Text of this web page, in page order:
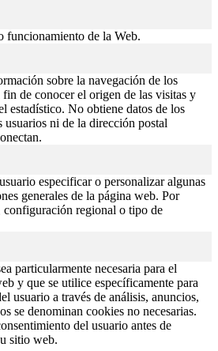
funcionamiento de la Web.
sobre la navegación de los
de conocer el origen de las visitas y
estadístico. No obtiene datos de los
usuarios ni de la dirección postal
especificar o personalizar algunas
generales de la página web. Por
regional o tipo de
particularmente necesaria para el
y que se utilice específicamente para
usuario a través de análisis, anuncios,
se denominan cookies no necesarias.
del usuario antes de
sitio web.